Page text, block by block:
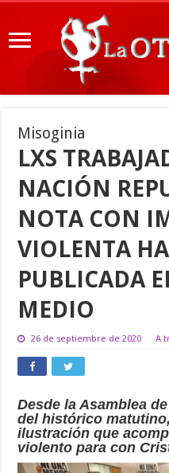
Misoginia
LXS
NACIÓN
NOTA CON
VIOLENTA
PUBLICADA
MEDIO
26 de septiembre de 2020 A
Desde la Asamblea
del histórico
ilustración que
violento para con